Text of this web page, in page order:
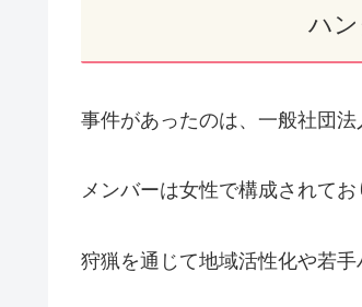
ハ
事件があったのは、一般社団法
メンバーは女性で構成されてお
狩猟を通じて地域活性化や若手